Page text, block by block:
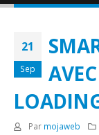
21
Sep
Par mojaweb